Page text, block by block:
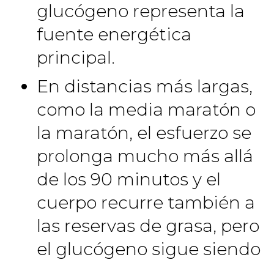
glucógeno representa la
fuente energética
principal.
En distancias más largas,
como la media maratón o
la maratón, el esfuerzo se
prolonga mucho más allá
de los 90 minutos y el
cuerpo recurre también a
las reservas de grasa, pero
el glucógeno sigue siendo